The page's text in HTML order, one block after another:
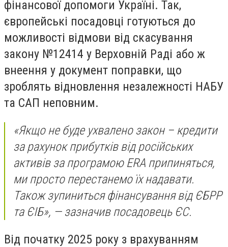
фінансової допомоги Україні. Так,
європейські посадовці готуються до
можливості відмови від скасування
закону №12414 у Верховній Раді або ж
внеення у документ поправки, що
зроблять відновлення незалежності НАБУ
та САП неповним.
«Якщо не буде ухвалено закон – кредити
за рахунок прибутків від російських
активів за програмою ERA припиняться,
ми просто перестанемо їх надавати.
Також зупиниться фінансування від ЄБРР
та ЄІБ», — зазначив посадовець ЄС.
Від початку 2025 року з врахуванням